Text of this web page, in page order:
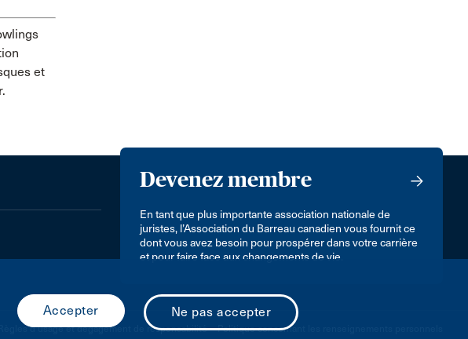
et
Devenez membre
En tant que plus importante association nationale de
juristes, l’Association du Barreau canadien vous fournit ce
dont vous avez besoin pour prospérer dans votre carrière
et pour faire face aux changements de vie.
Règles d'usage et dégagement de responsabilité Politique concernant les renseignements personnels